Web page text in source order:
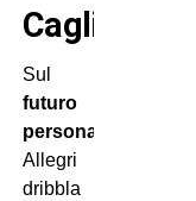
Cagliari”
Sul
futuro
personale
Allegri
dribbla